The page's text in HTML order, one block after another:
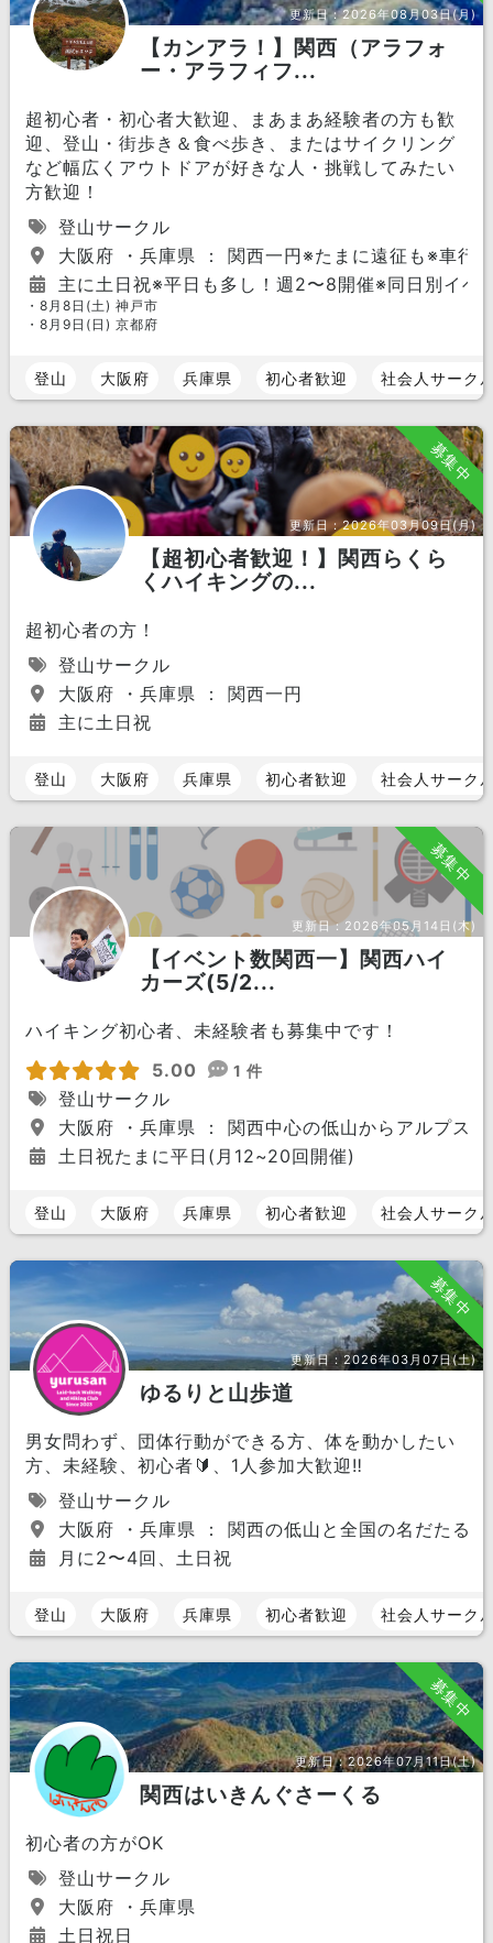
更新日：2026年08月03日(月)
【カンアラ！】関西（アラフォ
ー・アラフィフ...
超初心者・初心者大歓迎、まあまあ経験者の方も歓
迎、登山・街歩き＆食べ歩き、またはサイクリング
など幅広くアウトドアが好きな人・挑戦してみたい
方歓迎！
登山サークル
大阪府 ・兵庫県 ： 関西一円※たまに遠征も※車行
主に土日祝※平日も多し！週2〜8開催※同日別イベ
・8月8日(土) 神戸市
・8月9日(日) 京都府
登山 大阪府 兵庫県 初心者歓迎 社会人サーク
募集中
更新日：2026年03月09日(月)
【超初心者歓迎！】関西らくら
くハイキングの...
超初心者の方！
登山サークル
大阪府 ・兵庫県 ： 関西一円
主に土日祝
登山 大阪府 兵庫県 初心者歓迎 社会人サーク
募集中
更新日： 2026年05月14日(木)
【イベント数関西一】関西ハイ
カーズ(5/2...
ハイキング初心者、未経験者も募集中です！
5.00
1 件
登山サークル
大阪府 ・兵庫県 ： 関西中心の低山からアルプス
土日祝たまに平日(月12~20回開催)
登山 大阪府 兵庫県 初心者歓迎 社会人サーク
募集中
更新日：2026年03月07日(土)
ゆるりと山歩道
男女問わず、団体行動ができる方、体を動かしたい
方、未経験、初心者🔰、1人参加大歓迎‼️
登山サークル
大阪府 ・兵庫県 ： 関西の低山と全国の名だたる山
月に2〜4回、土日祝
登山 大阪府 兵庫県 初心者歓迎 社会人サーク
募集中
更新日：2026年07月11日(土)
関西はいきんぐさーくる
初心者の方がOK
登山サークル
大阪府 ・兵庫県
土日祝日